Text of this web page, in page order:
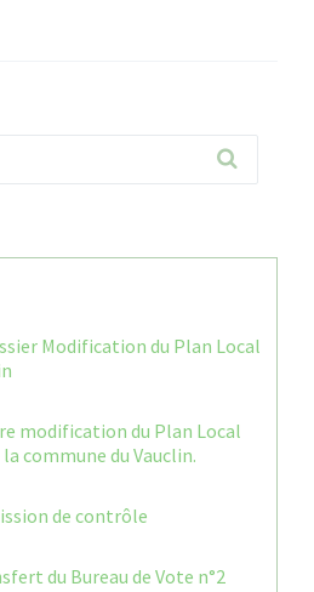
Modification du Plan Local
modification du Plan Local
commune du Vauclin.
de contrôle
du Bureau de Vote n°2